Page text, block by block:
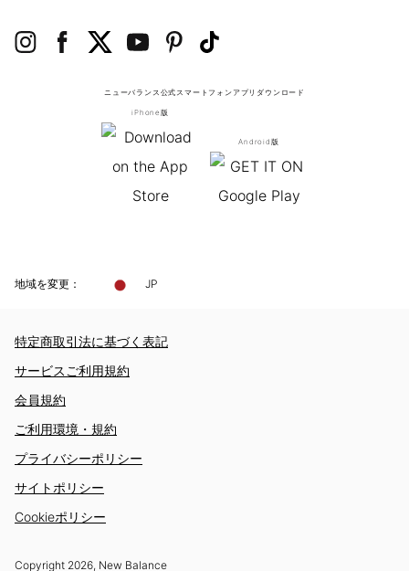
ニューバランス公式スマートフォンアプリ ダウンロード
iPhone版
Android版
地域を変更： JP
特定商取引法に基づく表記
サービスご利用規約
会員規約
ご利用環境・規約
プライバシーポリシー
サイトポリシー
Cookieポリシー
Copyright 2026, New Balance